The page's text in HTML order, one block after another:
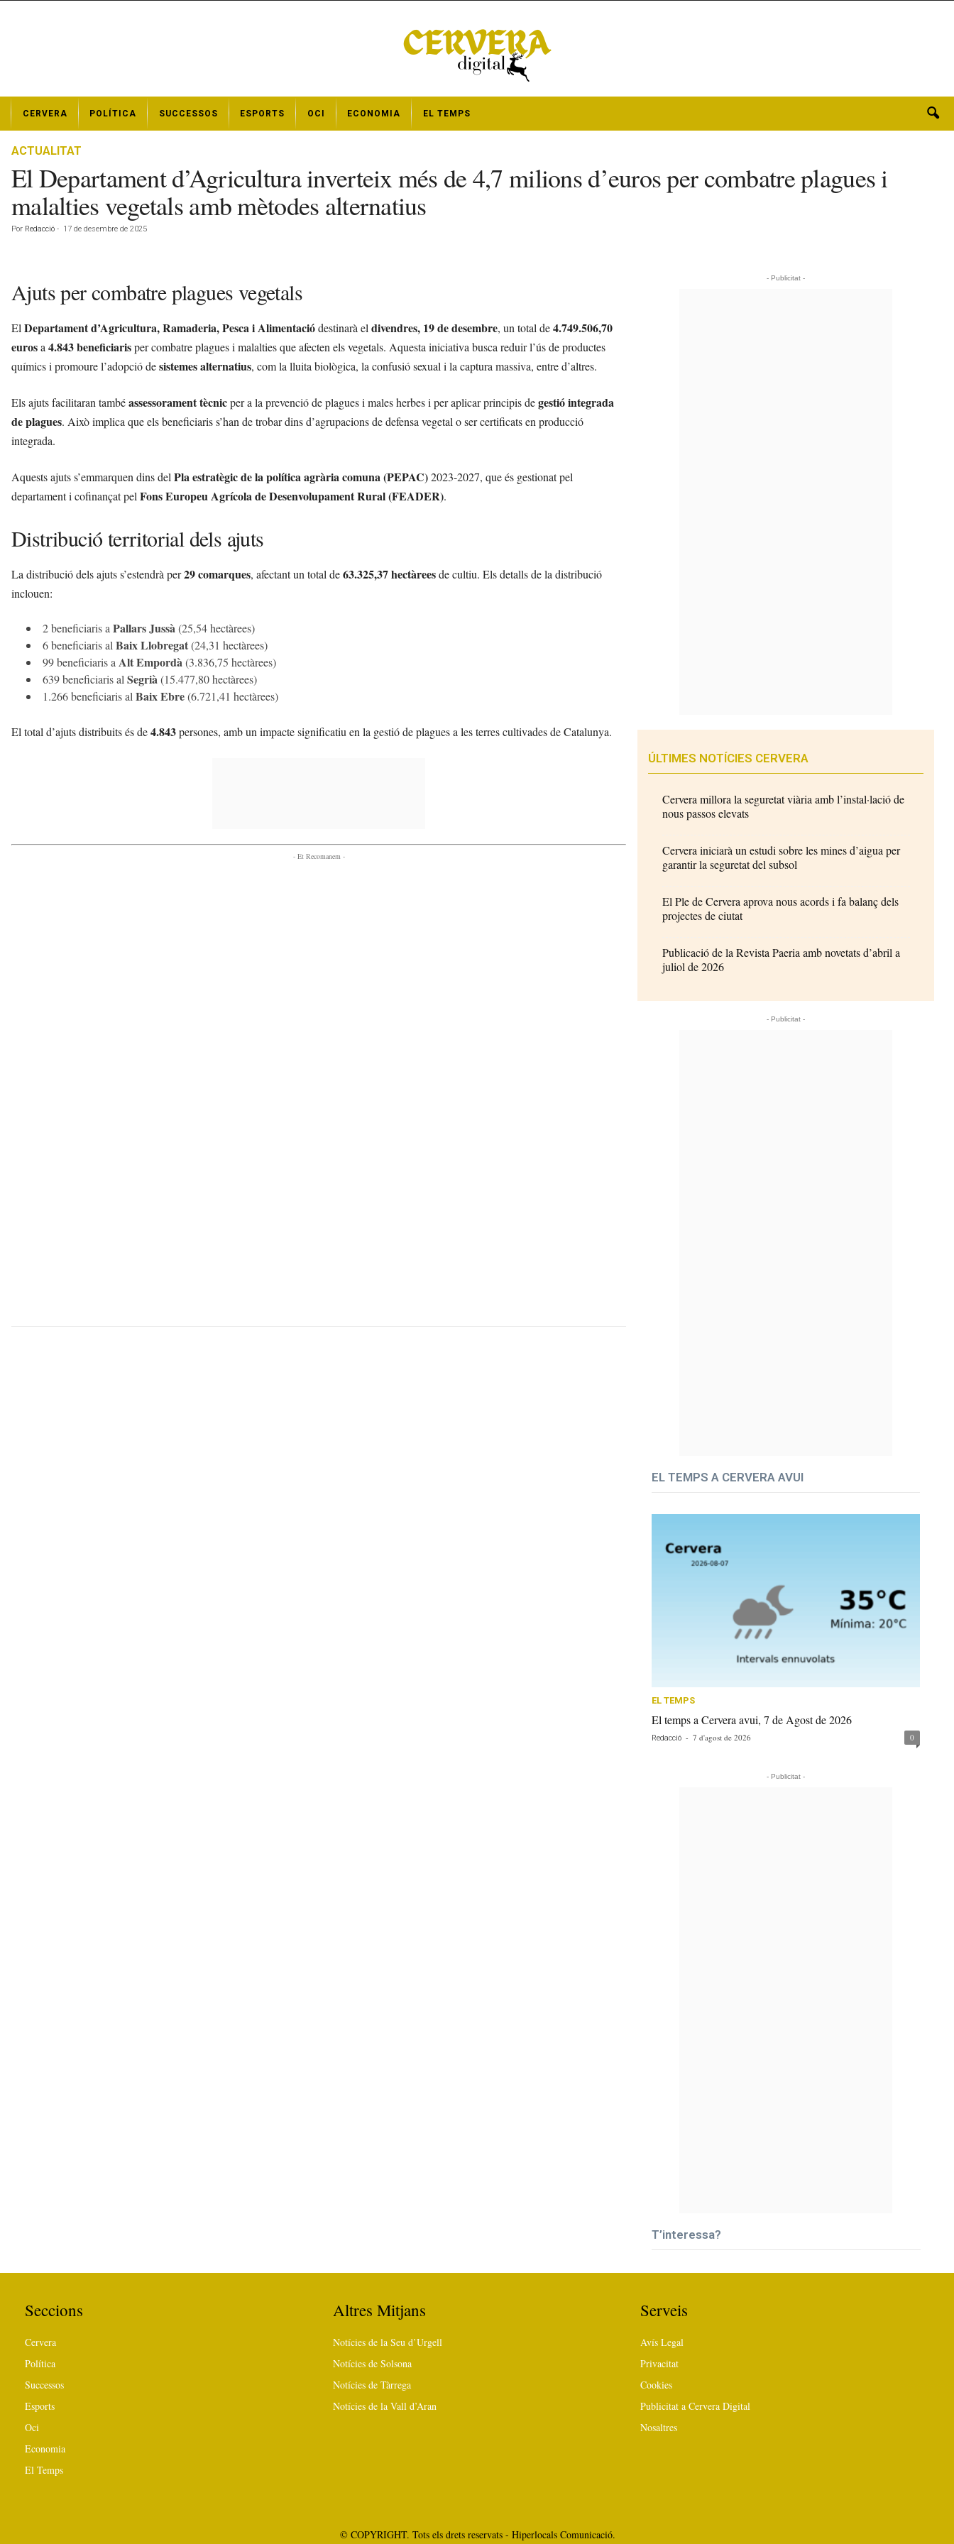
t
CERVERA POLÍTICA SUCCESSOS ESPORTS OCI ECONOMIA EL TEMPS
ACTUALITAT
El Departament d’Agricultura inverteix més de 4,7 milions d’euros per combatre plagues i
malalties vegetals amb mètodes alternatius
Por Redacció - 17 de desembre de 2025
Ajuts per combatre plagues vegetals
El Departament d’Agricultura, Ramaderia, Pesca i Alimentaciódestinarà el divendres, 19 de desembre, un total de4.749.506,70
eurosa 4.843 beneficiarisper combatre plagues i malalties que afecten els vegetals. Aquesta iniciativa busca reduir l’ús de productes
químics i promoure l’adopció desistemes alternatius, com la lluita biològica, la confusió sexual i la captura massiva, entre d’altres.
Els ajuts facilitaran tambéassessorament tècnicper a la prevenció de plagues i males herbes i per aplicar principis degestió integrada
de plagues. Això implica que els beneficiaris s’han de trobar dins d’agrupacions de defensa vegetal o ser certificats en producció
integrada.
Aquests ajuts s’emmarquen dins del Pla estratègic de la política agrària comuna (PEPAC)2023-2027, que és gestionat pel
departament i cofinançat pel Fons Europeu Agrícola de Desenvolupament Rural (FEADER).
Distribució territorial dels ajuts
La distribució dels ajuts s’estendrà per29 comarques, afectant un total de63.325,37 hectàreesde cultiu. Els detalls de la distribució
inclouen:
2 beneficiaris a Pallars Jussà(25,54 hectàrees)
6 beneficiaris al Baix Llobregat(24,31 hectàrees)
99 beneficiaris a Alt Empordà(3.836,75 hectàrees)
639 beneficiaris al Segrià(15.477,80 hectàrees)
1.266 beneficiaris al Baix Ebre(6.721,41 hectàrees)
El total d’ajuts distribuits és de4.843persones, amb un impacte significatiu en la gestió de plagues a les terres cultivades de Catalunya.
- Et Recomanem -
- Publicitat -
ÚLTIMES NOTÍCIES CERVERA
Cervera millora la seguretat viària amb l’instal·lació de
nous passos elevats
Cervera iniciarà un estudi sobre les mines d’aigua per
garantir la seguretat del subsol
El Ple de Cervera aprova nous acords i fa balanç dels
projectes de ciutat
Publicació de la Revista Paeria amb novetats d’abril a
juliol de 2026
- Publicitat -
EL TEMPS A CERVERA AVUI
EL TEMPS
El temps a Cervera avui, 7 de Agost de 2026
Redacció - 7 d'agost de 2026 0
- Publicitat -
T’interessa?
Seccions
Cervera
Política
Successos
Esports
Oci
Economia
El Temps
Altres Mitjans
Notícies de la Seu d’Urgell
Notícies de Solsona
Notícies de Tàrrega
Notícies de la Vall d’Aran
Serveis
Avís Legal
Privacitat
Cookies
Publicitat a Cervera Digital
Nosaltres
© COPYRIGHT. Tots els drets reservats - Hiperlocals Comunicació.